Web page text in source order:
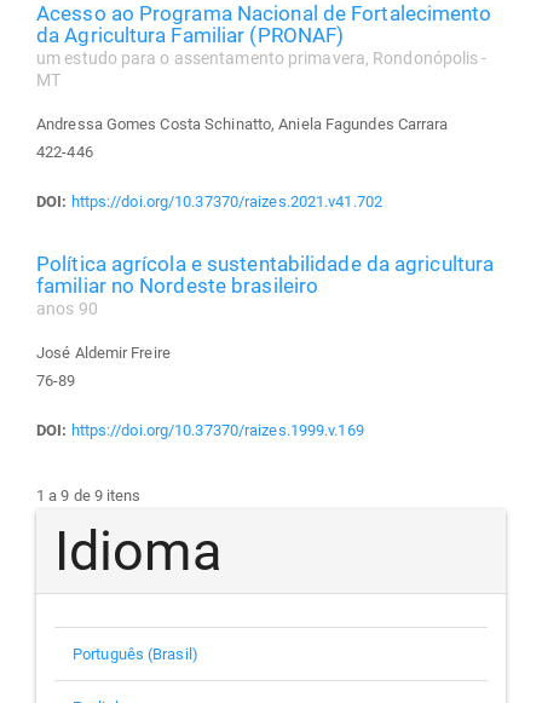
Acesso ao Programa Nacional de Fortalecimento
da Agricultura Familiar (PRONAF)
um estudo para o assentamento primavera, Rondonópolis -
MT
Andressa Gomes Costa Schinatto, Aniela Fagundes Carrara
422-446
DOI: https://doi.org/10.37370/raizes.2021.v41.702
Política agrícola e sustentabilidade da agricultura
familiar no Nordeste brasileiro
anos 90
José Aldemir Freire
76-89
DOI: https://doi.org/10.37370/raizes.1999.v.169
1 a 9 de 9 itens
Idioma
Português (Brasil)